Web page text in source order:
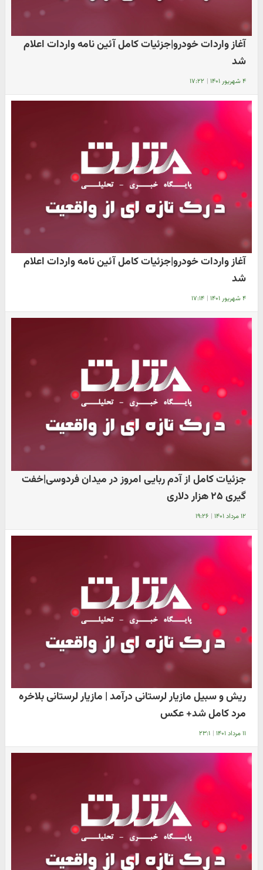
آغاز واردات خودرو|جزئیات کامل آئین نامه واردات اعلام
شد
۴ شهریور ۱۴۰۱ | ۱۷:۲۲
آغاز واردات خودرو|جزئیات کامل آئین نامه واردات اعلام
شد
۴ شهریور ۱۴۰۱ | ۱۷:۱۴
جزئیات کامل از آدم ربایی امروز در میدان فردوسی|خفت
گیری ۲۵ هزار دلاری
۱۲ مرداد ۱۴۰۱ | ۱۹:۲۶
ریش و سبیل مازیار لرستانی درآمد | مازیار لرستانی بلاخره
مرد کامل شد+ عکس
۱۱ مرداد ۱۴۰۱ | ۲۳:۱